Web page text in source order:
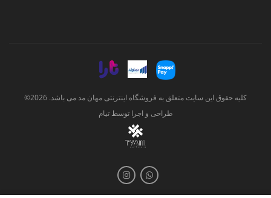
کلیه حقوق این سایت متعلق به فروشگاه اینترنتی مهان مد می باشد. 2026©
طراحی و اجرا توسطتیام